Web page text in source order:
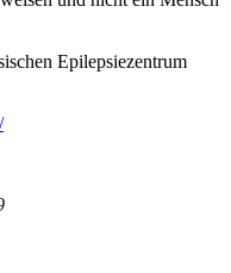
Epilepsiezentrum